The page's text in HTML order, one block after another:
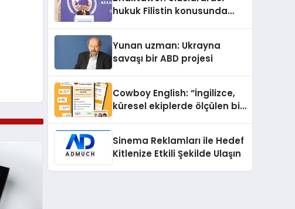
hukuk Filistin konusunda
Yunan uzman: Ukrayna
savaşı bir ABD projesi
Cowboy English: “İngilizce,
küresel ekiplerde ölçülen bir
Sinema Reklamları ile Hedef
Kitlenize Etkili Şekilde Ulaşın